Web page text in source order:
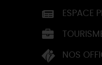
ESPACE
NOS